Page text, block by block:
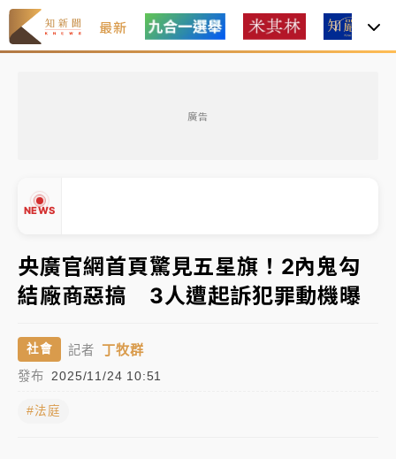
最新
廣告
NEWS
處置制度大變革！ 證交所今起縮短股票「關禁閉」天
數與撮合時間
才續任就飛美國大學面試 清大校長高為元致歉：機會
到來時引起我的好奇
白海豚颱風解除海警 西南風來了！4縣市大雨特報、各
分析｜
標？ 鴻海本週法說法人關注的四大重點
央廣官網首頁驚見五星旗！2內鬼勾
結廠商惡搞 3人遭起訴犯罪動機曝
社會 記者 丁牧群
發布 2025/11/24 10:51
#法庭